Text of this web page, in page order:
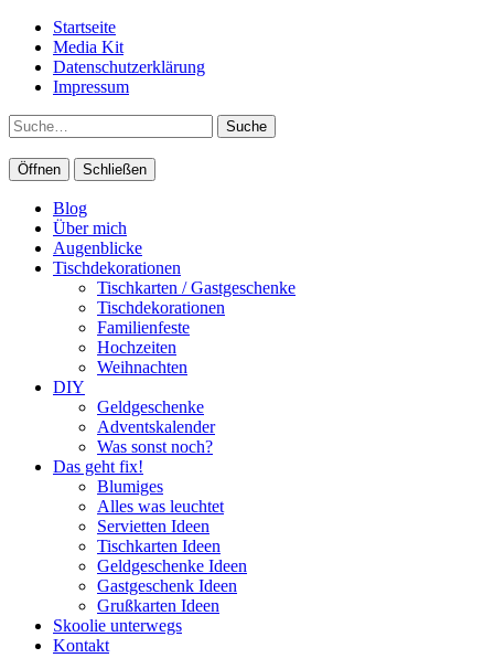
Startseite
Media Kit
Datenschutzerklärung
Impressum
Suche
Öffnen Schließen
Blog
Über mich
Augenblicke
Tischdekorationen
Tischkarten / Gastgeschenke
Tischdekorationen
Familienfeste
Hochzeiten
Weihnachten
DIY
Geldgeschenke
Adventskalender
Was sonst noch?
Das geht fix!
Blumiges
Alles was leuchtet
Servietten Ideen
Tischkarten Ideen
Geldgeschenke Ideen
Gastgeschenk Ideen
Grußkarten Ideen
Skoolie unterwegs
Kontakt